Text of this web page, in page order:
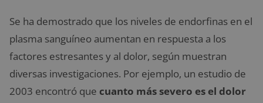
Se ha demostrado que los niveles de endorfinas en el
plasma sanguíneo aumentan en respuesta a los
factores estresantes y al dolor, según muestran
diversas investigaciones. Por ejemplo, un estudio de
2003 encontró que cuanto más severo es el dolor